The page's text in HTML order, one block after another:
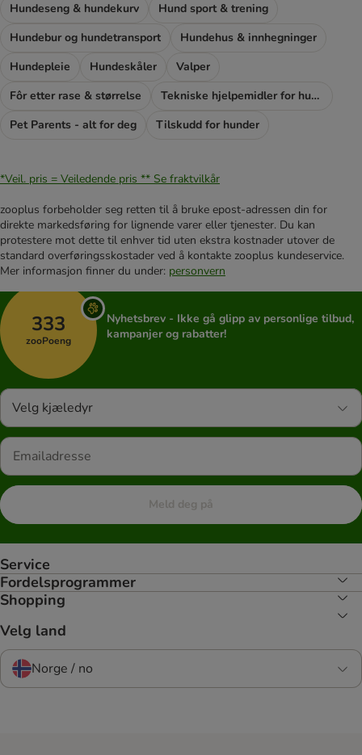
Hundeseng & hundekurv
Hund sport & trening
Hundebur og hundetransport
Hundehus & innhegninger
Hundepleie
Hundeskåler
Valper
Fôr etter rase & størrelse
Tekniske hjelpemidler for hunder
Pet Parents - alt for deg
Tilskudd for hunder
*Veil. pris = Veiledende pris ** Se fraktvilkår
zooplus forbeholder seg retten til å bruke epost-adressen din for
direkte markedsføring for lignende varer eller tjenester. Du kan
protestere mot dette til enhver tid uten ekstra kostnader utover de
standard overføringsskostader ved å kontakte zooplus kundeservice.
Mer informasjon finner du under: personvern
333
zooPoeng
Nyhetsbrev - Ikke gå glipp av personlige tilbud,
kampanjer og rabatter!
Velg kjæledyr
Meld deg på
Service
Fordelsprogrammer
Shopping
Velg land
Norge / no